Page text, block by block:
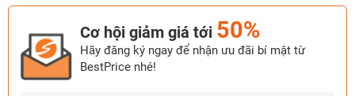
Cơ hội giảm giá tới 50%
Hãy đăng ký ngay để nhận ưu đãi bí mật từ
BestPrice nhé!